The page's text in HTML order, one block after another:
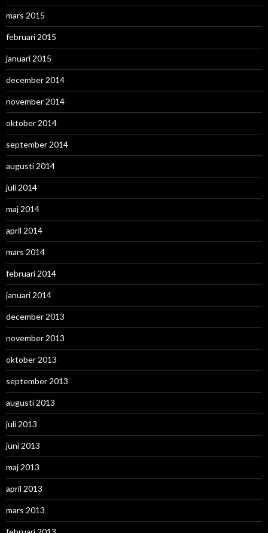
mars 2015
februari 2015
januari 2015
december 2014
november 2014
oktober 2014
september 2014
augusti 2014
juli 2014
maj 2014
april 2014
mars 2014
februari 2014
januari 2014
december 2013
november 2013
oktober 2013
september 2013
augusti 2013
juli 2013
juni 2013
maj 2013
april 2013
mars 2013